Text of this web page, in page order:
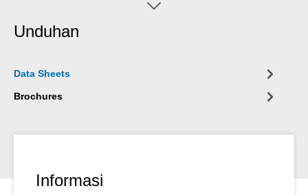
Unduhan
Data Sheets
Brochures
Informasi